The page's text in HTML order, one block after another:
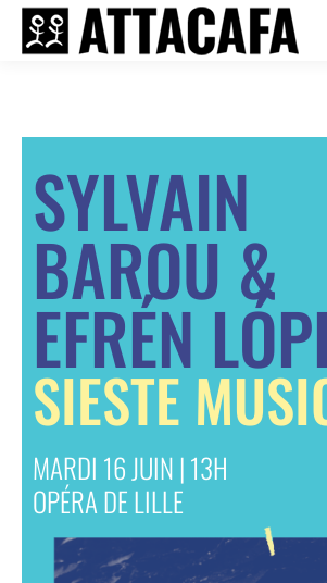
SYLVAIN
BAROU &
EFRÉN
SIESTE
MARDI 16 JUIN | 13H
OPÉRA DE LILLE